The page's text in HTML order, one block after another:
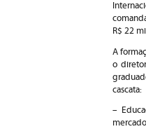
R$ 22
A
o
cascata:
–